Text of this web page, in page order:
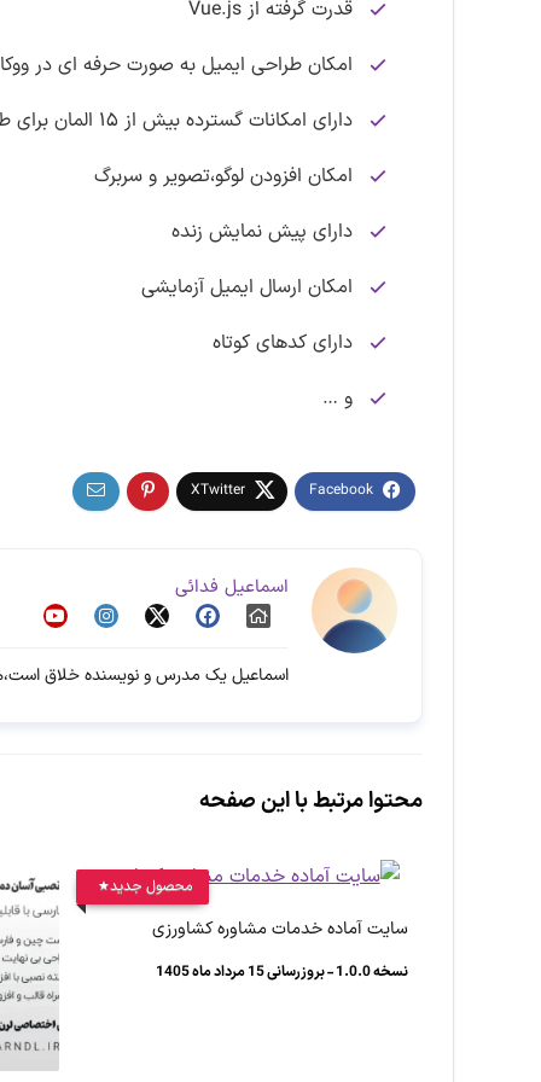
قدرت گرفته از Vue.js
امکان طراحی ایمیل به صورت حرفه ای در
دارای امکانات گسترده بیش از ۱۵ المان برای طراحی
امکان افزودن لوگو،تصویر و سربرگ
دارای پیش نمایش زنده
امکان ارسال ایمیل آزمایشی
دارای کدهای کوتاه
و …
اسماعیل فدائی
اسماعیل یک مدرس و نویسنده خلاق
محتوا مرتبط با این صفحه
محصول جدید
سایت آماده خدمات مشاوره کشاورزی
نسخه 1.0.0 - بروزرسانی 15 مرداد ماه 1405